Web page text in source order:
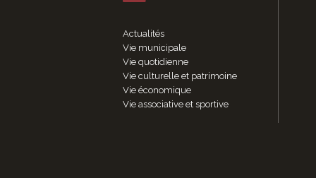
Actualités
Vie municipale
Vie quotidienne
Vie culturelle et patrimoine
Vie économique
Vie associative et sportive